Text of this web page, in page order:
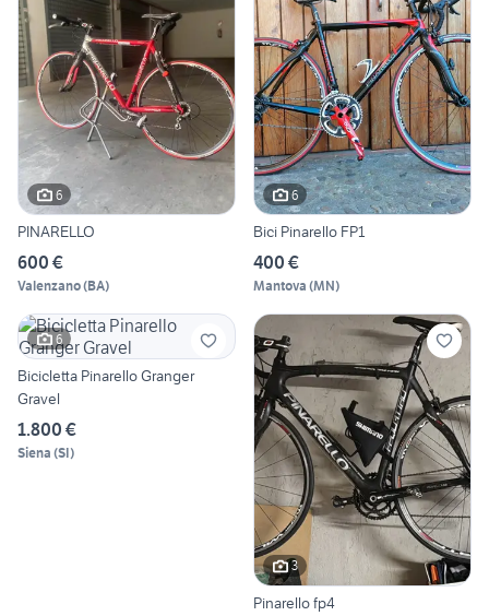
6
PINARELLO
600 €
Valenzano(BA)
6
Bici Pinarello FP1
400 €
Mantova (MN)
6
Bicicletta Pinarello Granger
Gravel
1.800 €
Siena (SI)
3
Pinarello fp4